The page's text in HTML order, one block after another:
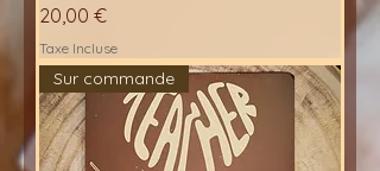
Prix
20,00 €
Taxe Incluse
Sur commande